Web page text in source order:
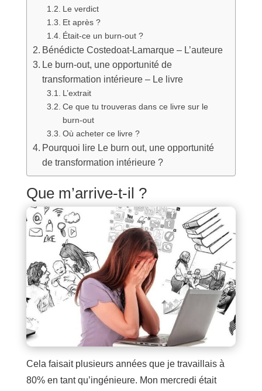
Le verdict
Et après ?
Était-ce un burn-out ?
Bénédicte Costedoat-Lamarque – L’auteure
Le burn-out, une opportunité de
transformation intérieure – Le livre
L’extrait
Ce que tu trouveras dans ce livre sur le
burn-out
Où acheter ce livre ?
Pourquoi lire Le burn out, une opportunité
de transformation intérieure ?
Que m’arrive-t-il ?
Cela faisait plusieurs années que je travaillais à
80% en tant qu’ingénieure. Mon mercredi était